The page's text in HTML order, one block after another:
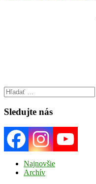
Sledujte nás
Najnovšie
Archív